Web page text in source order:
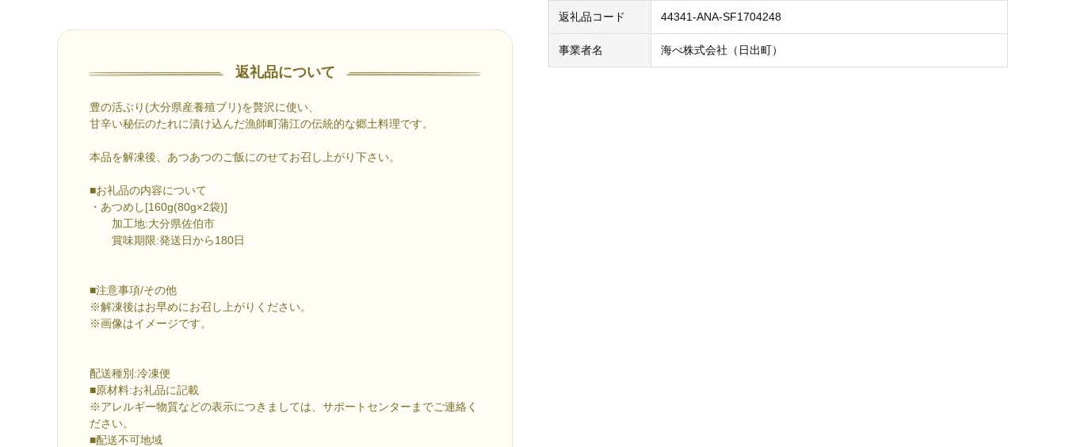
返礼品について
豊の活ぶり(大分県産養殖ブリ)を贅沢に使い、
甘辛い秘伝のたれに漬け込んだ漁師町蒲江の伝統的な郷土料理です。
本品を解凍後、あつあつのご飯にのせてお召し上がり下さい。
■お礼品の内容について
・あつめし[160g(80g×2袋)]
加工地:大分県佐伯市
賞味期限:発送日から180日
■注意事項/その他
※解凍後はお早めにお召し上がりください。
※画像はイメージです。
配送種別:冷凍便
■原材料:お礼品に記載
※アレルギー物質などの表示につきましては、サポートセンターまでご連絡く
ださい。
■配送不可地域
返礼品コード 44341-ANA-SF1704248
事業者名 海べ株式会社（日出町）